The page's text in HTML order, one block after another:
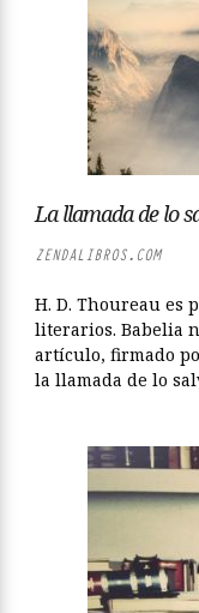
La llamada de lo
ZENDALIBROS.COM
H. D. Thoureau es
literarios. Babelia
artículo, firmado
la llamada de lo